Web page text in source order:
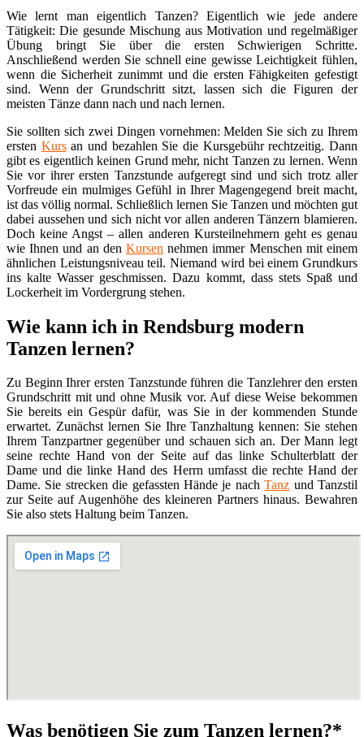
Wie lernt man eigentlich Tanzen? Eigentlich wie jede andere
Tätigkeit: Die gesunde Mischung aus Motivation und regelmäßiger
Übung bringt Sie über die ersten Schwierigen Schritte.
Anschließend werden Sie schnell eine gewisse Leichtigkeit fühlen,
wenn die Sicherheit zunimmt und die ersten Fähigkeiten gefestigt
sind. Wenn der Grundschritt sitzt, lassen sich die Figuren der
meisten Tänze dann nach und nach lernen.
Sie sollten sich zwei Dingen vornehmen: Melden Sie sich zu Ihrem
ersten Kursan und bezahlen Sie die Kursgebühr rechtzeitig. Dann
gibt es eigentlich keinen Grund mehr, nicht Tanzen zu lernen. Wenn
Sie vor ihrer ersten Tanzstunde aufgeregt sind und sich trotz aller
Vorfreude ein mulmiges Gefühl in Ihrer Magengegend breit macht,
ist das völlig normal. Schließlich lernen Sie Tanzen und möchten gut
dabei aussehen und sich nicht vor allen anderen Tänzern blamieren.
Doch keine Angst – allen anderen Kursteilnehmern geht es genau
wie Ihnen und an den Kursen nehmen immer Menschen mit einem
ähnlichen Leistungsniveau teil. Niemand wird bei einem Grundkurs
ins kalte Wasser geschmissen. Dazu kommt, dass stets Spaß und
Lockerheit im Vordergrung stehen.
Wie kann ich in Rendsburg modern
Tanzen lernen?
Zu Beginn Ihrer ersten Tanzstunde führen die Tanzlehrer den ersten
Grundschritt mit und ohne Musik vor. Auf diese Weise bekommen
Sie bereits ein Gespür dafür, was Sie in der kommenden Stunde
erwartet. Zunächst lernen Sie Ihre Tanzhaltung kennen: Sie stehen
Ihrem Tanzpartner gegenüber und schauen sich an. Der Mann legt
seine rechte Hand von der Seite auf das linke Schulterblatt der
Dame und die linke Hand des Herrn umfasst die rechte Hand der
Dame. Sie strecken die gefassten Hände je nachTanz und Tanzstil
zur Seite auf Augenhöhe des kleineren Partners hinaus. Bewahren
Sie also stets Haltung beim Tanzen.
Was benötigen Sie zum Tanzen lernen?*